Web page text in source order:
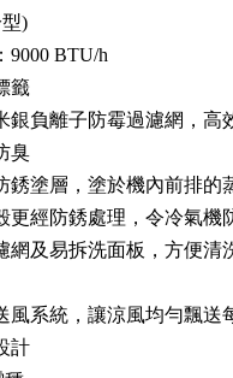
)
9000 BTU/h
籤
銀負離子防霉過濾網，高
臭
銹塗層，塗於機內前排的
更經防銹處理，令冷氣機
網及易拆洗面板，方便清
風系統，讓涼風均勻飄送
計